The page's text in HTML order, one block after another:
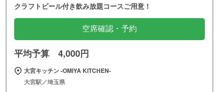
クラフトビール付き飲み放題コースご用意！
空席確認・予約
平均予算 4,000円
大宮キッチン ‐OMIYA KITCHEN‐
大宮駅／埼玉県